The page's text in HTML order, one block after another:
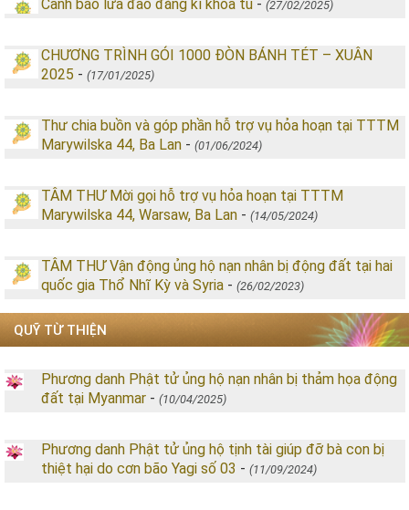
Cảnh báo lừa đảo đăng kí khóa tu - (27/02/2025)
CHƯƠNG TRÌNH GÓI 1000 ĐÒN BÁNH TÉT – XUÂN
2025 - (17/01/2025)
Thư chia buồn và góp phần hỗ trợ vụ hỏa hoạn tại TTTM
Marywilska 44, Ba Lan - (01/06/2024)
TÂM THƯ Mời gọi hỗ trợ vụ hỏa hoạn tại TTTM
Marywilska 44, Warsaw, Ba Lan - (14/05/2024)
TÂM THƯ Vận động ủng hộ nạn nhân bị động đất tại hai
quốc gia Thổ Nhĩ Kỳ và Syria - (26/02/2023)
QUỸ TỪ THIỆN
Phương danh Phật tử ủng hộ nạn nhân bị thảm họa động
đất tại Myanmar - (10/04/2025)
Phương danh Phật tử ủng hộ tịnh tài giúp đỡ bà con bị
thiệt hại do cơn bão Yagi số 03 - (11/09/2024)